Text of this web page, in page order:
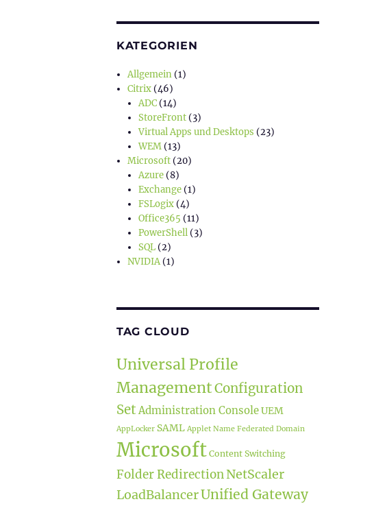
KATEGORIEN
Allgemein(1)
Citrix(46)
ADC(14)
StoreFront(3)
Virtual Apps und Desktops (23)
WEM(13)
Microsoft(20)
Azure(8)
Exchange(1)
FSLogix(4)
Office365 (11)
PowerShell(3)
SQL(2)
NVIDIA(1)
TAG CLOUD
Universal Profile
ManagementConfiguration
Set Administration ConsoleUEM
AppLocker SAML Applet Name Federated Domain
Microsoft Content Switching
Folder RedirectionNetScaler
LoadBalancerUnified Gateway